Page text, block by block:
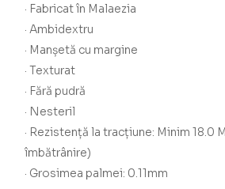
· Fabricat în Malaezia
·Ambidextru
· Manșetă cu margine
·Texturat
· Fără pudră
· Nesteril
· Rezistență la tracțiune: Minim 18.0
îmbătrânire)
· Grosimea palmei: 0.11mm